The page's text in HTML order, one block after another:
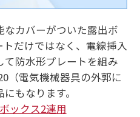
カバーがついた露出ボ
だけではなく、電線挿入
防水形プレートを組み
（電気機械器具の外郭に
もなります。
ックス2連用